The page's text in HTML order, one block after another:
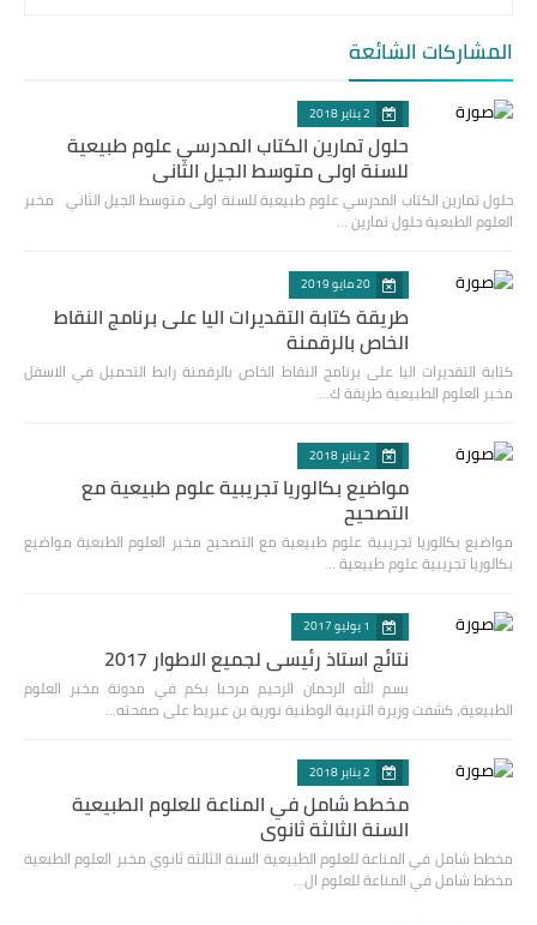
المشاركات الشائعة
2 يناير 2018
حلول تمارين الكتاب المدرسي علوم طبيعية
للسنة اولى متوسط الجيل الثاني
حلول تمارين الكتاب المدرسي علوم طبيعية للسنة اولى متوسط الجيل الثاني مخبر
العلوم الطبعية حلول تمارين …
20 مايو 2019
طريقة كتابة التقديرات اليا على برنامج النقاط
الخاص بالرقمنة
كتابة التقديرات اليا على برنامج النقاط الخاص بالرقمنة رابط التحميل في الاسفل
مخبر العلوم الطبيعية طريقة ك…
2 يناير 2018
مواضيع بكالوريا تجريبية علوم طبيعية مع
التصحيح
مواضيع بكالوريا تجريبية علوم طبيعية مع التصحيح مخبر العلوم الطبعية مواضيع
بكالوريا تجريبية علوم طبيعية …
1 يوليو 2017
نتائج استاذ رئيسي لجميع الاطوار 2017
بسم الله الرحمان الرحيم مرحبا بكم في مدونة مخبر العلوم
الطبيعية، كشفت وزيرة التربية الوطنية نورية بن غبريط على صفحته…
2 يناير 2018
مخطط شامل في المناعة للعلوم الطبيعية
السنة الثالثة ثانوي
مخطط شامل في المناعة للعلوم الطبيعية السنة الثالثة ثانوي مخبر العلوم الطبعية
مخطط شامل في المناعة للعلوم ال…